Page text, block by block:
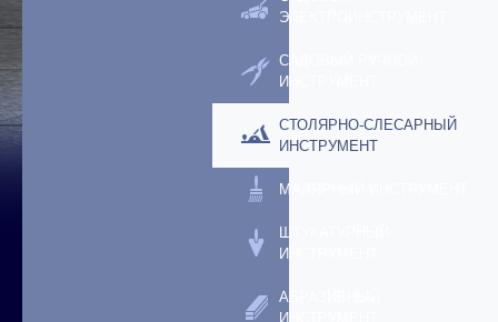
ЭЛЕКТРОИНСТРУМЕНТ
САДОВЫЙ РУЧНОЙ
ИНСТРУМЕНТ
СТОЛЯРНО-СЛЕСАРНЫЙ
ИНСТРУМЕНТ
МАЛЯРНЫЙ ИНСТРУМЕНТ
ШТУКАТУРНЫЙ
ИНСТРУМЕНТ
АБРАЗИВНЫЙ
ИНСТРУМЕНТ